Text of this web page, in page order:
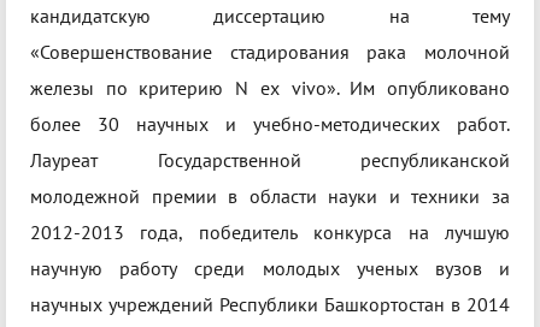
кандидатскую диссертацию на тему
«Совершенствование стадирования рака молочной
железы по критерию N ex vivo». Им опубликовано
более 30 научных и учебно-методических работ.
Лауреат Государственной республиканской
молодежной премии в области науки и техники за
2012-2013 года, победитель конкурса на лучшую
научную работу среди молодых ученых вузов и
научных учреждений Республики Башкортостан в 2014